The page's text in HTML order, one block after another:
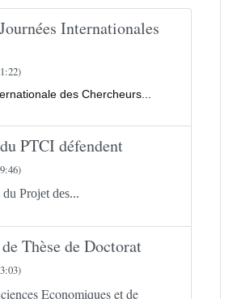
Internationales
des Chercheurs...
PTCI défendent
Projet des...
Thèse de Doctorat
Economiques et de